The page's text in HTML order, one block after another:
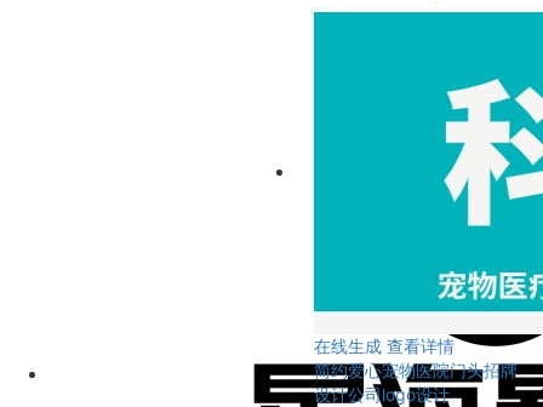
在线生成 查看详情
简约爱心宠物医院门头招牌
设计公司logo设计